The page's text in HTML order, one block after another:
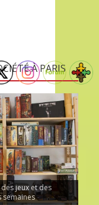
À PARIS
jeux et des
semaines